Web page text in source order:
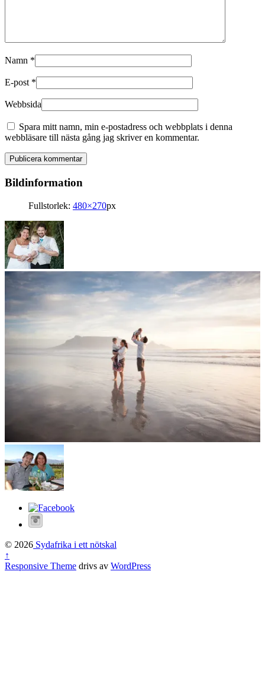
Namn *
E-post *
Webbsida
Spara mitt namn, min e-postadress och webbplats i denna
webbläsare till nästa gång jag skriver en kommentar.
Bildinformation
Fullstorlek: 480×270px
© 2026 Sydafrika i ett nötskal
↑
Responsive Theme drivs av WordPress